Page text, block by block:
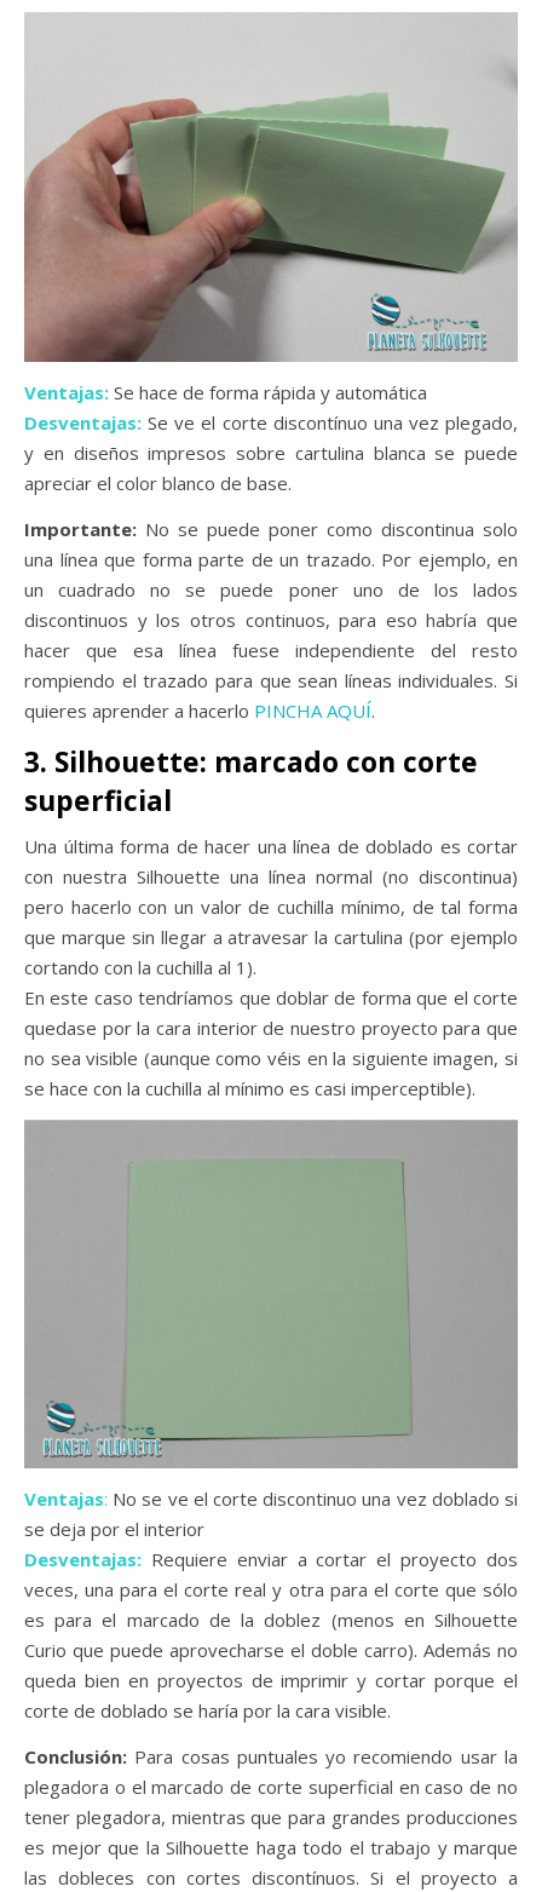
Ventajas: Se hace de forma rápida y automática
Desventajas: Se ve el corte discontínuo una vez plegado,
y en diseños impresos sobre cartulina blanca se puede
apreciar el color blanco de base.
Importante: No se puede poner como discontinua solo
una línea que forma parte de un trazado. Por ejemplo, en
un cuadrado no se puede poner uno de los lados
discontinuos y los otros continuos, para eso habría que
hacer que esa línea fuese independiente del resto
rompiendo el trazado para que sean líneas individuales. Si
quieres aprender a hacerlo PINCHA AQUÍ.
3. Silhouette: marcado con corte
superficial
Una última forma de hacer una línea de doblado es cortar
con nuestra Silhouette una línea normal (no discontinua)
pero hacerlo con un valor de cuchilla mínimo, de tal forma
que marque sin llegar a atravesar la cartulina (por ejemplo
cortando con la cuchilla al 1).
En este caso tendríamos que doblar de forma que el corte
quedase por la cara interior de nuestro proyecto para que
no sea visible (aunque como véis en la siguiente imagen, si
se hace con la cuchilla al mínimo es casi imperceptible).
Ventajas: No se ve el corte discontinuo una vez doblado si
se deja por el interior
Desventajas: Requiere enviar a cortar el proyecto dos
veces, una para el corte real y otra para el corte que sólo
es para el marcado de la doblez (menos en Silhouette
Curio que puede aprovecharse el doble carro). Además no
queda bien en proyectos de imprimir y cortar porque el
corte de doblado se haría por la cara visible.
Conclusión: Para cosas puntuales yo recomiendo usar la
plegadora o el marcado de corte superficial en caso de no
tener plegadora, mientras que para grandes producciones
es mejor que la Silhouette haga todo el trabajo y marque
las dobleces con cortes discontínuos. Si el proyecto a